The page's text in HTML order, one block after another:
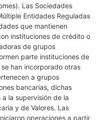
Las Sociedades
Entidades Reguladas
que mantienen
instituciones de crédito o
de grupos
parte instituciones de
han incorporado otras
a grupos
bancarias, dichas
la supervisión de la
y de Valores. Las
operaciones a partir